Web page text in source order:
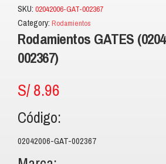
SKU: 02042006-GAT-002367
Category: Rodamientos
Rodamientos GATES
002367)
S/8.96
Código:
02042006-GAT-002367